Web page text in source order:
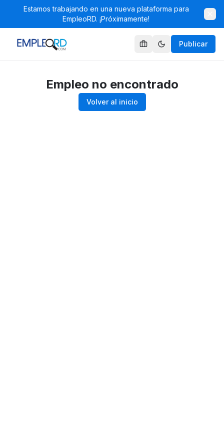
Estamos trabajando en una nueva plataforma para
EmpleoRD. ¡Próximamente!
Publicar
Empleo no encontrado
Volver al inicio